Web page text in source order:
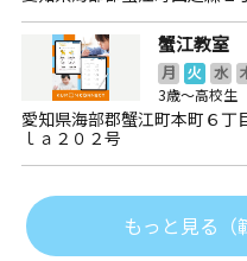
蟹江教室
月 火 水
3歳～高校生
愛知県海部郡蟹江町本町６
ｌａ２０２号
もっと見る（